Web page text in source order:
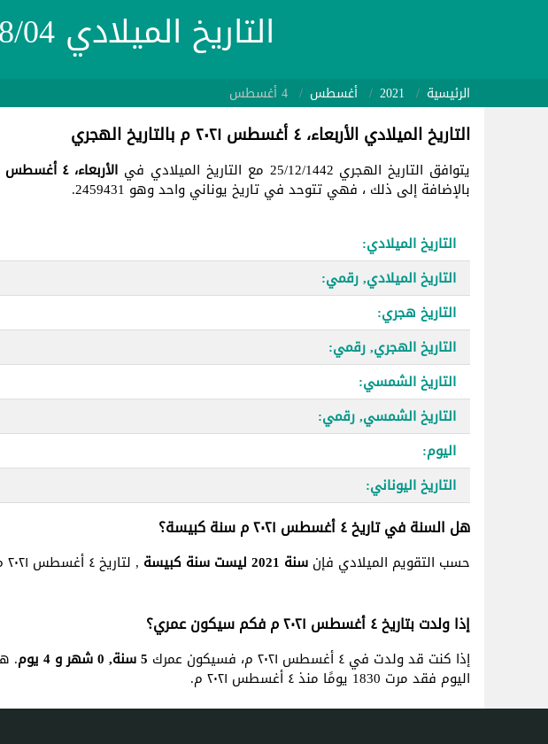
التاريخ الميلادي 2021/08/04 بالهجري والشمسي
الرئيسية 2021 أغسطس 4 أغسطس
التاريخ الميلادي الأربعاء، ٤ أغسطس ٢٠٢١ م بالتاريخ الهجري
يتوافق التاريخ الهجري 25/12/1442 مع التاريخ الميلادي في الأربعاء، ٤ أغسطس ٢٠٢١ م
بالإضافة إلى ذلك ، فهي تتوحد في تاريخ يوناني واحد وهو 2459431.
التاريخ الميلادي:
التاريخ الميلادي, رقمي:
التاريخ هجري:
التاريخ الهجري, رقمي:
التاريخ الشمسي:
التاريخ الشمسي, رقمي:
اليوم:
التاريخ اليوناني:
هل السنة في تاريخ ٤ أغسطس ٢٠٢١ م سنة كبيسة؟
حسب التقويم الميلادي فإن سنة 2021 ليست سنة كبيسة , لتاريخ ٤ أغسطس ٢٠٢١ م.
إذا ولدت بتاريخ ٤ أغسطس ٢٠٢١ م فكم سيكون عمري؟
إذا كنت قد ولدت في ٤ أغسطس ٢٠٢١ م، فسيكون عمرك 5 سنة, 0 شهر و 4 يوم
اليوم فقد مرت 1830 يومًا منذ ٤ أغسطس ٢٠٢١ م.